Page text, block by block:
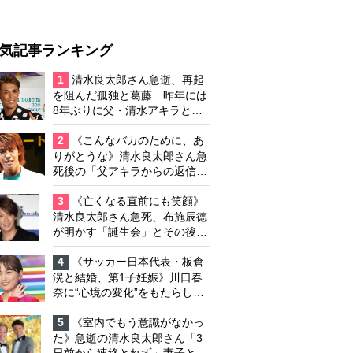
記事ランキング
1
清水良太郎さん急逝、再起
を阻んだ孤独と葛藤 昨年には
8年ぶりに父・清水アキラと共
演、本格的な活動再開に向かっ
ていたが…周囲が懸念していた
「不安定なところ」
2
《こんなバカのために、あ
りがとうな》清水良太郎さん急
死後の「父アキラからの返信」
布施辰徳が涙で明かす「順番が
違う」
3
《亡くなる直前にも笑顔》
清水良太郎さん急死、布施辰徳
が明かす「誕生会」とその後の
メッセージ
4
《サッカー日本代表・板倉
滉と結婚、第1子妊娠》川口春
奈に“心境の変化”をもたらした
主演映画『ママせか』 身を削
って「がんに蝕まれる母」を演
じた壮絶な撮影現場
5
《室内でもう意識がなかっ
た》急逝の清水良太郎さん「3